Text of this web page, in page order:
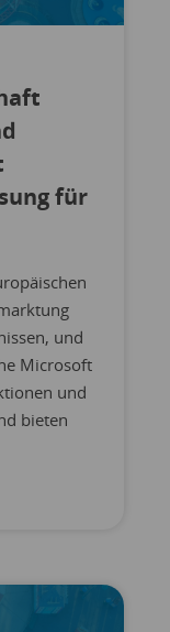
für
und
Microsoft
und
bieten